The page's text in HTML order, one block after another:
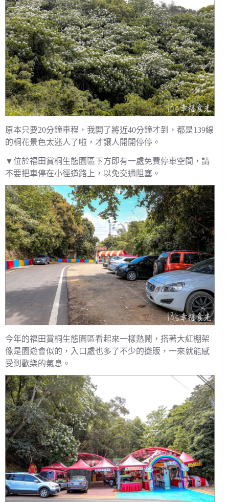
原本只要20分鐘車程，我開了將近40分鐘才到，都是139線
的桐花景色太迷人了啦，才讓人開開停停。
▼位於福田賞桐生態園區下方即有一處免費停車空間，請
不要把車停在小徑道路上，以免交通阻塞。
今年的福田賞桐生態園區看起來一樣熱鬧，搭著大紅棚架
像是園遊會似的，入口處也多了不少的攤販，一來就能感
受到歡樂的氣息。